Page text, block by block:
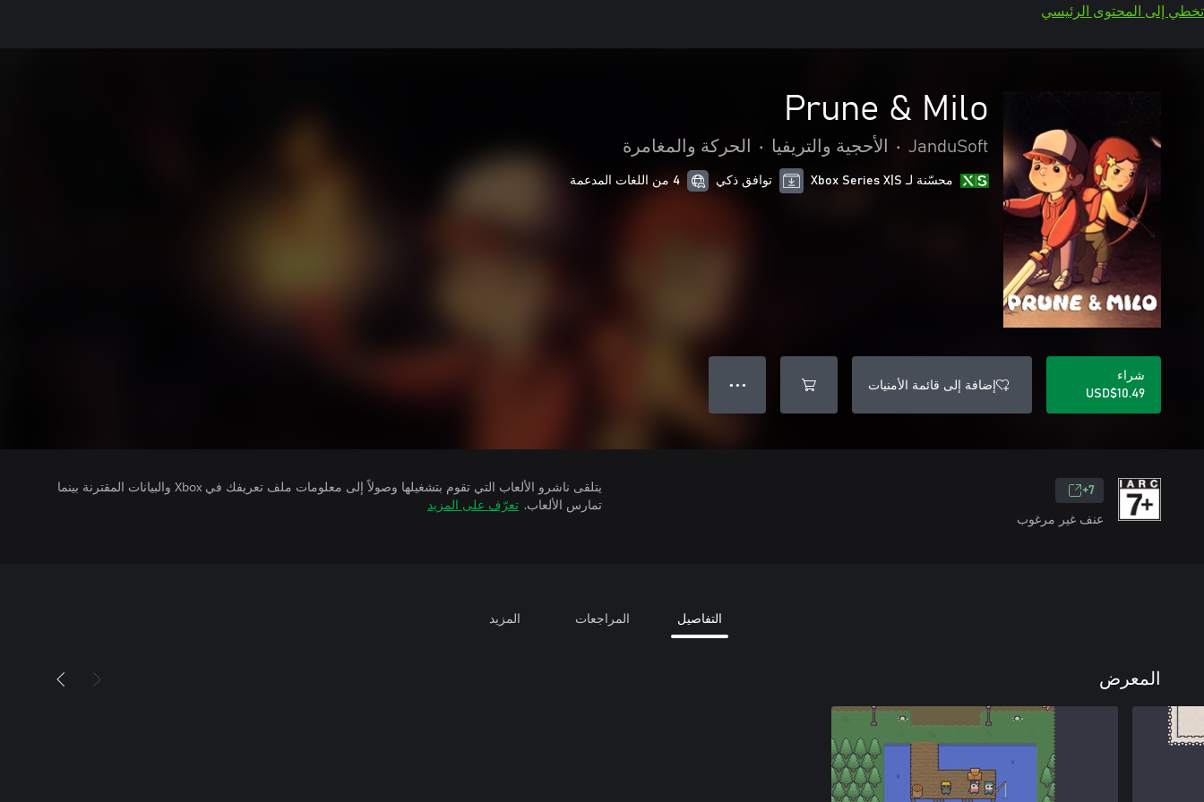
تخطي إلى المحتوى الرئيسي
Prune & Milo
JanduSoft
• الأحجية والتريفيا • الحركة والمغامرة
محسّنة لـ Xbox Series X|S توافق ذكي 4 من اللغات المدعمة
شراء
USD$10.49
إضافة إلى قائمة الأمنيات ● ● ●
7+
عنف غير مرغوب
يتلقى ناشرو الألعاب التي تقوم بتشغيلها وصولاً إلى معلومات ملف تعريفك في Xbox والبيانات المقترنة بينما
تمارس الألعاب. تعرّف على المزيد
التفاصيل المراجعات المزيد
المعرض